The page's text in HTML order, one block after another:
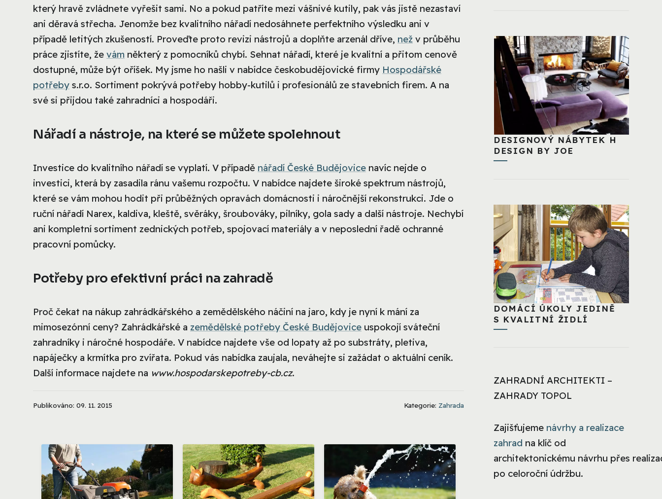
který hravě zvládnete vyřešit sami. No a pokud patříte mezi vášnivé kutily, pak vás jistě nezastaví
ani děravá střecha. Jenomže bez kvalitního nářadí nedosáhnete perfektního výsledku ani v
případě letitých zkušeností. Proveďte proto revizi nástrojů a doplňte arzenál dříve, než v průběhu
práce zjistíte, že vám některý z pomocníků chybí. Sehnat nářadí, které je kvalitní a přitom cenově
dostupné, může být oříšek. My jsme ho našli v nabídce českobudějovické firmy Hospodářské
potřeby s.r.o. Sortiment pokrývá potřeby hobby-kutilů i profesionálů ze stavebních firem. A na
své si přijdou také zahradníci a hospodáři.
Nářadí a nástroje, na které se můžete spolehnout
Investice do kvalitního nářadí se vyplatí. V případě nářadí České Budějovice navíc nejde o
investici, která by zasadila ránu vašemu rozpočtu. V nabídce najdete široké spektrum nástrojů,
které se vám mohou hodit při průběžných opravách domácnosti i náročnější rekonstrukci. Jde o
ruční nářadí Narex, kaldiva, kleště, svěráky, šroubováky, pilníky, gola sady a další nástroje. Nechybí
ani kompletní sortiment zednických potřeb, spojovací materiály a v neposlední řadě ochranné
pracovní pomůcky.
Potřeby pro efektivní práci na zahradě
Proč čekat na nákup zahrádkářského a zemědělského náčiní na jaro, kdy je nyní k mání za
mimosezónní ceny? Zahrádkářské a zemědělské potřeby České Budějovice uspokojí sváteční
zahradníky i náročné hospodáře. V nabídce najdete vše od lopaty až po substráty, pletiva,
napáječky a krmítka pro zvířata. Pokud vás nabídka zaujala, neváhejte si zažádat o aktuální ceník.
Další informace najdete na www.hospodarskepotreby-cb.cz.
Publikováno: 09. 11. 2015 Kategorie: Zahrada
DESIGNOVÝ NÁBYTEK H
DESIGN BY JOE
DOMÁCÍ ÚKOLY JEDINĚ
S KVALITNÍ ŽIDLÍ
ZAHRADNÍ ARCHITEKTI –
ZAHRADY TOPOL
Zajišťujeme návrhy a realizace
zahrad na klíč od
architektonickému návrhu přes
po celoroční údržbu.